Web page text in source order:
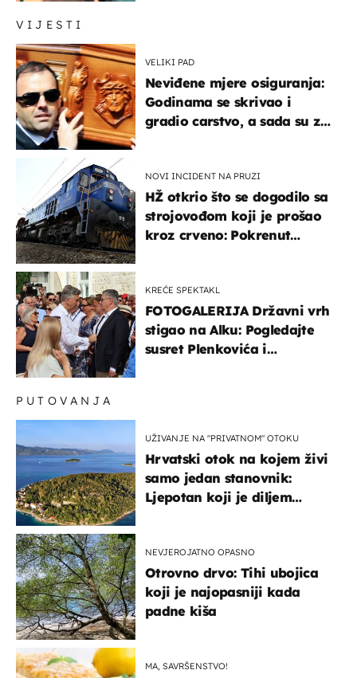
VIJESTI
VELIKI PAD
Neviđene mjere osiguranja:
Godinama se skrivao i
gradio carstvo, a sada su za
NOVI INCIDENT NA PRUZI
HŽ otkrio što se dogodilo sa
strojovođom koji je prošao
kroz crveno: Pokrenut
KREĆE SPEKTAKL
FOTOGALERIJA Državni vrh
stigao na Alku: Pogledajte
susret Plenkovića i
PUTOVANJA
UŽIVANJE NA "PRIVATNOM" OTOKU
Hrvatski otok na kojem živi
samo jedan stanovnik:
Ljepotan koji je diljem
NEVJEROJATNO OPASNO
Otrovno drvo: Tihi ubojica
koji je najopasniji kada
padne kiša
MA, SAVRŠENSTVO!